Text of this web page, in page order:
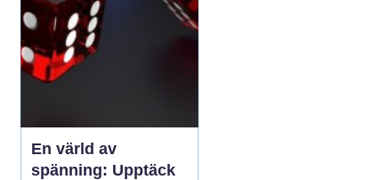
onlineplattformar har ...
En värld av
spänning: Upptäck